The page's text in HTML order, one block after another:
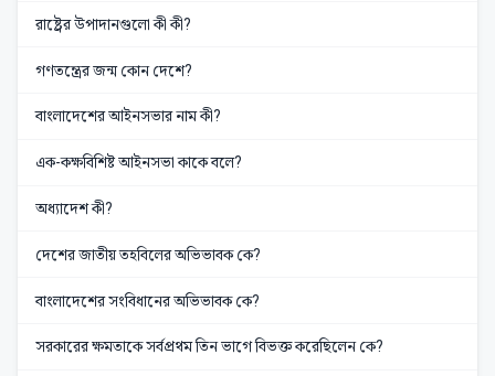
রাষ্ট্রের উপাদানগুলো কী কী?
গণতন্ত্রের জন্ম কোন দেশে?
বাংলাদেশের আইনসভার নাম কী?
এক-কক্ষবিশিষ্ট আইনসভা কাকে বলে?
অধ্যাদেশ কী?
দেশের জাতীয় তহবিলের অভিভাবক কে?
বাংলাদেশের সংবিধানের অভিভাবক কে?
সরকারের ক্ষমতাকে সর্বপ্রথম তিন ভাগে বিভক্ত করেছিলেন কে?